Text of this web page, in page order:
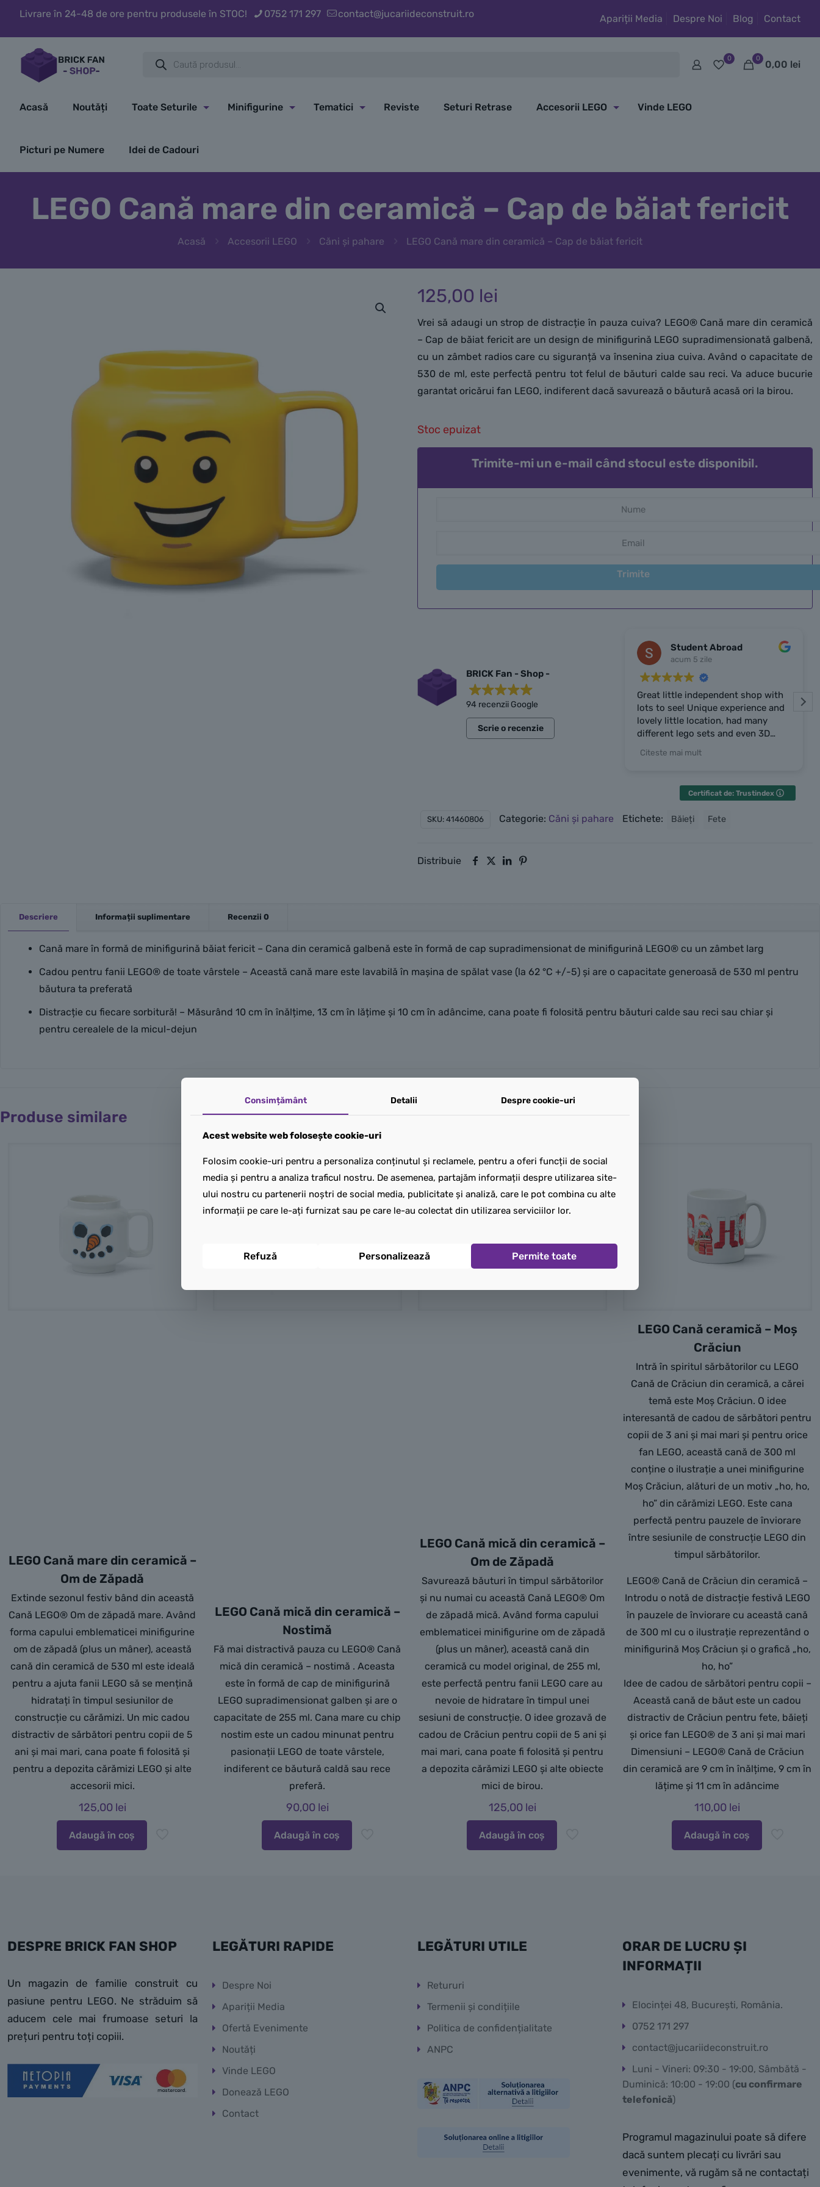
Livrare în 24-48 de ore pentru produsele în STOC! 0752 171 297 contact@jucariideconstruit.ro Apariții Media Despre Noi Blog Contact
search
0 0
0,00 lei
Acasă Noutăți Toate Seturile Minifigurine Tematici Reviste Seturi Retrase Accesorii LEGO Vinde LEGO
Picturi pe Numere Idei de Cadouri
LEGO Cană mare din ceramică – Cap de băiat fericit
Acasă Accesorii LEGO Căni și pahare LEGO Cană mare din ceramică – Cap de băiat fericit
125,00 lei
Vrei să adaugi un strop de distracție în pauza cuiva? LEGO® Cană mare din ceramică
– Cap de băiat fericit are un design de minifigurină LEGO supradimensionată galbenă,
cu un zâmbet radios care cu siguranță va însenina ziua cuiva. Având o capacitate de
530 de ml, este perfectă pentru tot felul de băuturi calde sau reci. Va aduce bucurie
garantat oricărui fan LEGO, indiferent dacă savurează o băutură acasă ori la birou.
Stoc epuizat
Trimite-mi un e-mail când stocul este disponibil.
Trimite
BRICK Fan - Shop -
94 recenzii Google
Scrie o recenzie
Student Abroad
acum 5 zile
Great little independent shop with
lots to see! Unique experience and
lovely little location, had many
different lego sets and even 3D
very chatty and friendly, highly
Citeste mai mult
Certificat de: Trustindex
SKU: 41460806 Categorie: Căni și pahare Etichete: Băieți Fete
Distribuie
Descriere Informații suplimentare Recenzii 0
Cană mare în formă de minifigurină băiat fericit – Cana din ceramică galbenă este în formă de cap supradimensionat de minifigurină LEGO® cu un zâmbet larg
Cadou pentru fanii LEGO® de toate vârstele – Această cană mare este lavabilă în mașina de spălat vase (la 62 °C +/-5) și are o capacitate generoasă de 530 ml pentru
băutura ta preferată
Distracție cu fiecare sorbitură! – Măsurând 10 cm în înălțime, 13 cm în lățime și 10 cm în adâncime, cana poate fi folosită pentru băuturi calde sau reci sau chiar și
pentru cerealele de la micul-dejun
Produse similare
LEGO Cană mare din ceramică –
Om de Zăpadă
Extinde sezonul festiv bând din această
Cană LEGO® Om de zăpadă mare. Având
forma capului emblematicei minifigurine
om de zăpadă (plus un mâner), această
cană din ceramică de 530 ml este ideală
pentru a ajuta fanii LEGO să se mențină
hidratați în timpul sesiunilor de
construcție cu cărămizi. Un mic cadou
distractiv de sărbători pentru copii de 5
ani și mai mari, cana poate fi folosită și
pentru a depozita cărămizi LEGO și alte
accesorii mici.
125,00 lei
Adaugă în coș
LEGO Cană mică din ceramică –
Nostimă
Fă mai distractivă pauza cu LEGO® Cană
mică din ceramică – nostimă . Aceasta
este în formă de cap de minifigurină
LEGO supradimensionat galben și are o
capacitate de 255 ml. Cana mare cu chip
nostim este un cadou minunat pentru
pasionații LEGO de toate vârstele,
indiferent ce băutură caldă sau rece
preferă.
90,00 lei
Adaugă în coș
LEGO Cană mică din ceramică –
Om de Zăpadă
Savurează băuturi în timpul sărbătorilor
și nu numai cu această Cană LEGO® Om
de zăpadă mică. Având forma capului
emblematicei minifigurine om de zăpadă
(plus un mâner), această cană din
ceramică cu model original, de 255 ml,
este perfectă pentru fanii LEGO care au
nevoie de hidratare în timpul unei
sesiuni de construcție. O idee grozavă de
cadou de Crăciun pentru copii de 5 ani și
mai mari, cana poate fi folosită și pentru
a depozita cărămizi LEGO și alte obiecte
mici de birou.
125,00 lei
Adaugă în coș
LEGO Cană ceramică – Moș
Crăciun
Intră în spiritul sărbătorilor cu LEGO
Cană de Crăciun din ceramică, a cărei
temă este Moș Crăciun. O idee
interesantă de cadou de sărbători pentru
copii de 3 ani și mai mari și pentru orice
fan LEGO, această cană de 300 ml
conține o ilustrație a unei minifigurine
Moș Crăciun, alături de un motiv „ho, ho,
ho” din cărămizi LEGO. Este cana
perfectă pentru pauzele de înviorare
între sesiunile de construcție LEGO din
timpul sărbătorilor.
LEGO® Cană de Crăciun din ceramică –
Introdu o notă de distracție festivă LEGO
în pauzele de înviorare cu această cană
de 300 ml cu o ilustrație reprezentând o
minifigurină Moș Crăciun și o grafică „ho,
ho, ho”
Idee de cadou de sărbători pentru copii –
Această cană de băut este un cadou
distractiv de Crăciun pentru fete, băieți
și orice fan LEGO® de 3 ani și mai mari
Dimensiuni – LEGO® Cană de Crăciun
din ceramică are 9 cm în înălțime, 9 cm în
lățime și 11 cm în adâncime
110,00 lei
Adaugă în coș
DESPRE BRICK FAN SHOP
Un magazin de familie construit cu
pasiune pentru LEGO. Ne străduim să
aducem cele mai frumoase seturi la
prețuri pentru toți copiii.
LEGĂTURI RAPIDE
Despre Noi
Apariții Media
Ofertă Evenimente
Noutăți
Vinde LEGO
Donează LEGO
Contact
LEGĂTURI UTILE
Retururi
Termenii și condițiile
Politica de confidențialitate
ANPC
ORAR DE LUCRU ȘI
INFORMAȚII
Elocinței 48, București, România.
0752 171 297
contact@jucariideconstruit.ro
Luni - Vineri: 09:30 - 19:00, Sâmbătă -
Duminică: 10:00 - 19:00 (cu confirmare
telefonică)
Programul magazinului poate să difere
dacă suntem plecați cu livrări sau
evenimente, vă rugăm să ne contactați
Consimțământ Detalii Despre cookie-uri
Acest website web folosește cookie-uri
Folosim cookie-uri pentru a personaliza conținutul și reclamele, pentru a oferi funcții de social
media și pentru a analiza traficul nostru. De asemenea, partajăm informații despre utilizarea site-
ului nostru cu partenerii noștri de social media, publicitate și analiză, care le pot combina cu alte
informații pe care le-ați furnizat sau pe care le-au colectat din utilizarea serviciilor lor.
Refuză Personalizează Permite toate